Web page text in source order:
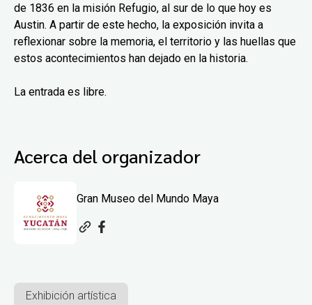
de 1836 en la misión Refugio, al sur de lo que hoy es
Austin. A partir de este hecho, la exposición invita a
reflexionar sobre la memoria, el territorio y las huellas que
estos acontecimientos han dejado en la historia.
La entrada es libre.
Acerca del organizador
Gran Museo del Mundo Maya
Exhibición artística